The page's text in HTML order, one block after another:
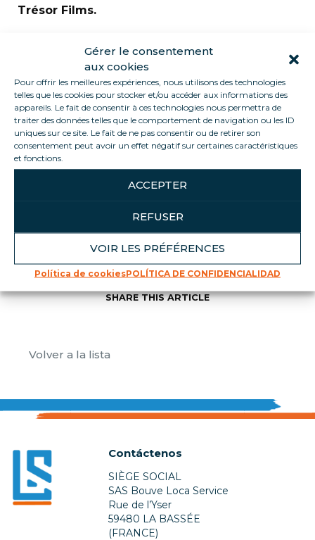
Gérer le consentement
aux cookies
Pour offrir les meilleures expériences, nous utilisons des technologies
telles que les cookies pour stocker et/ou accéder aux informations des
appareils. Le fait de consentir à ces technologies nous permettra de
traiter des données telles que le comportement de navigation ou les ID
uniques sur ce site. Le fait de ne pas consentir ou de retirer son
consentement peut avoir un effet négatif sur certaines caractéristiques
et fonctions.
ACCEPTER
REFUSER
VOIR LES PRÉFÉRENCES
Política de cookiesPOLÍTICA DE CONFIDENCIALIDAD
Trésor Films.
Haz clic para aceptar cookies de
marketing y permitir este contenido
SHARE THIS ARTICLE
Volver a la lista
Contáctenos
SIÈGE SOCIAL
SAS Bouve Loca Service
Rue de l’Yser
59480 LA BASSÉE
(FRANCE)